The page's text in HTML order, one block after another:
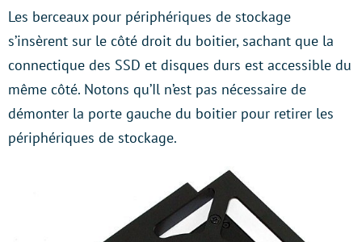
Les berceaux pour périphériques de stockage
s’insèrent sur le côté droit du boitier, sachant que la
connectique des SSD et disques durs est accessible du
même côté. Notons qu’Il n’est pas nécessaire de
démonter la porte gauche du boitier pour retirer les
périphériques de stockage.